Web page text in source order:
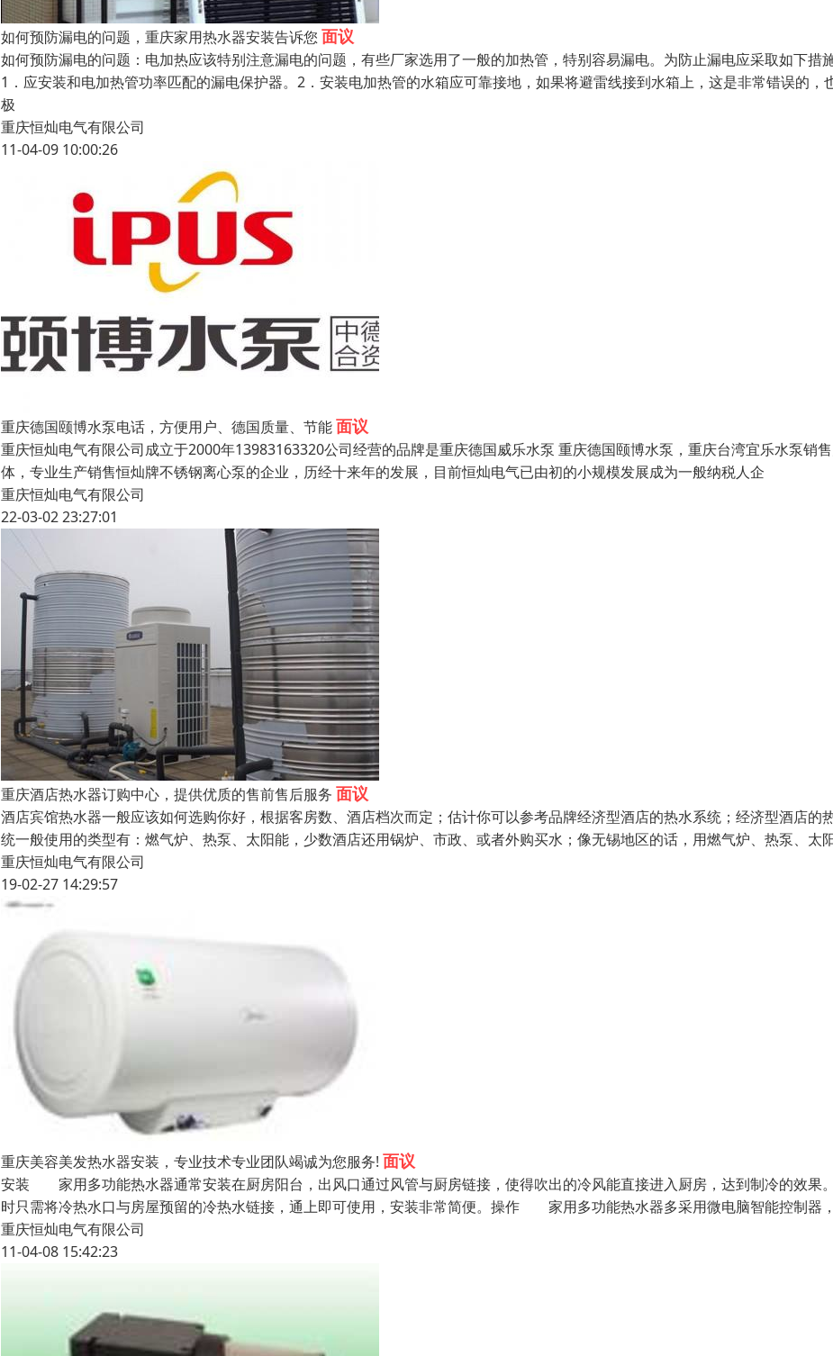
如何预防漏电的问题，重庆家用热水器安装告诉您 面议
如何预防漏电的问题：电加热应该特别注意漏电的问题，有些厂家选用了一般的加热管，特别容易漏电。为防止漏电应采取如下措
1．应安装和电加热管功率匹配的漏电保护器。2．安装电加热管的水箱应可靠接地，如果将避雷线接到水箱上，这是非常错误的，
极
重庆恒灿电气有限公司
11-04-09 10:00:26
重庆德国颐博水泵电话，方便用户、德国质量、节能面议
重庆恒灿电气有限公司成立于2000年13983163320公司经营的品牌是重庆德国威乐水泵 重庆德国颐博水泵，重庆台湾宜乐水泵销
体，专业生产销售恒灿牌不锈钢离心泵的企业，历经十来年的发展，目前恒灿电气已由初的小规模发展成为一般纳税人企
重庆恒灿电气有限公司
22-03-02 23:27:01
重庆酒店热水器订购中心，提供优质的售前售后服务 面议
酒店宾馆热水器一般应该如何选购你好，根据客房数、酒店档次而定；估计你可以参考品牌经济型酒店的热水系统；经济型酒店的
统一般使用的类型有：燃气炉、热泵、太阳能，少数酒店还用锅炉、市政、或者外购买水；像无锡地区的话，用燃气炉、热泵、太
重庆恒灿电气有限公司
19-02-27 14:29:57
重庆美容美发热水器安装，专业技术专业团队竭诚为您服务! 面议
安装 家用多功能热水器通常安装在厨房阳台，出风口通过风管与厨房链接，使得吹出的冷风能直接进入厨房，达到制冷的效果
时只需将冷热水口与房屋预留的冷热水链接，通上即可使用，安装非常简便。操作 家用多功能热水器多采用微电脑智能控制器
重庆恒灿电气有限公司
11-04-08 15:42:23